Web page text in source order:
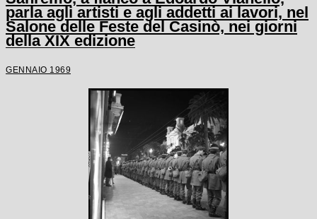
parla agli artisti e agli addetti ai lavori, nel
Salone delle Feste del Casinò, nei giorni
della XIX edizione
GENNAIO 1969